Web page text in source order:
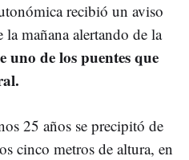
recibió un aviso
la mañana alertando de la
uno de los puentes que
25 años se precipitó de
cinco metros de altura, en